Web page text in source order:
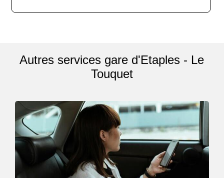
Autres services gare d'Etaples - Le
Touquet